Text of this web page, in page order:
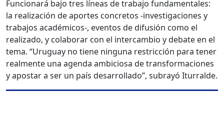
Funcionará bajo tres líneas de trabajo fundamentales:
la realización de aportes concretos -investigaciones y
trabajos académicos-, eventos de difusión como el
realizado, y colaborar con el intercambio y debate en el
tema. “Uruguay no tiene ninguna restricción para tener
realmente una agenda ambiciosa de transformaciones
y apostar a ser un país desarrollado”, subrayó Iturralde.